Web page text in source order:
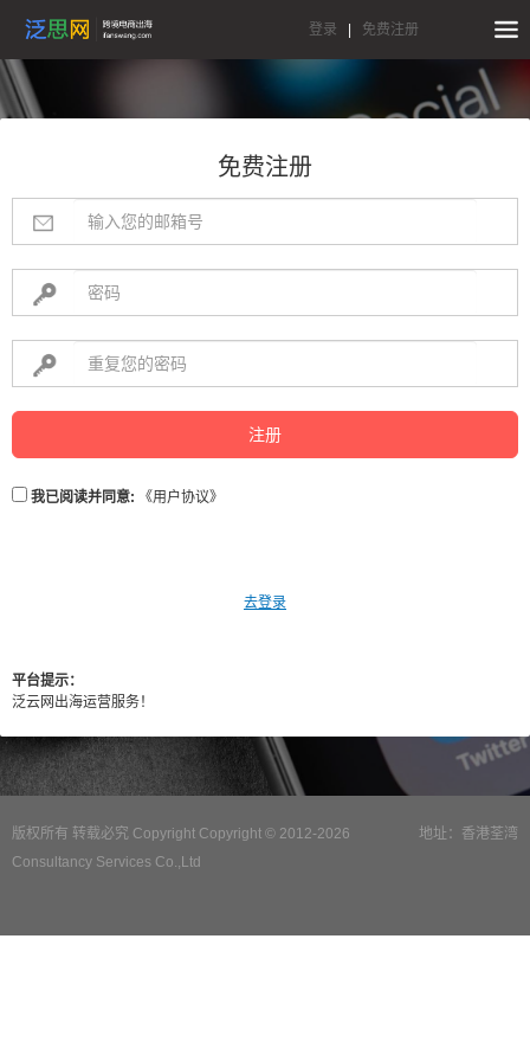
登录 免费注册
免费注册
注册
我已阅读并同意: 《用户协议》
去登录
平台提示：
泛云网出海运营服务！
地址：香港荃湾
版权所有 转载必究 Copyright Copyright © 2012-2026
Consultancy Services Co.,Ltd